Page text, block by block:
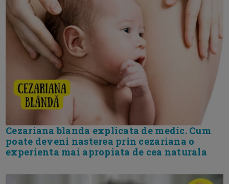
Cezariana blanda explicata de medic. Cum
poate deveni nasterea prin cezariana o
experienta mai apropiata de cea naturala